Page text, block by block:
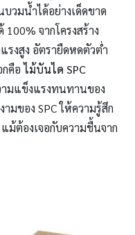
มน้ำได้อย่างเด็ดขาด
จากโครงสร้าง
รงสูง อัตรายืดหดตัวต่ำ
คือ ไม้บันได SPC
มแข็งแรงทนทานของ
มของ SPC ให้ความรู้สึก
ต้องเจอกับความชื้นจาก